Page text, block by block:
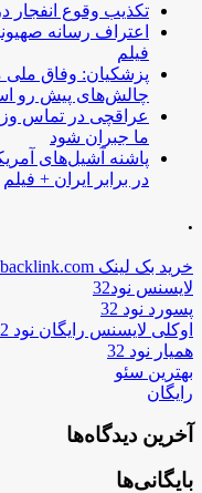
تکذیب وقوع انفجار
اعتراف رسانه
فیلم
پزشکیان: وفاق ملی
چالش‌های پیش رو
عراقچی در تماس
ما جبران شود
پاشنه آشیل‌های
در برابر ایران + فیلم
.
خرید بک لینک behtarinbacklink.com
لایسنس نود32
پسورد نود 32
اوکلی لایسنس رایگان نود 32
همیار نود 32
بهترین سئو
رایگان
آخرین دیدگاه‌ها
بایگانی‌ها